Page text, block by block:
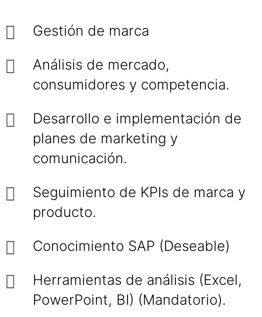
Gestión de marca
Análisis de mercado,
consumidores y competencia.
Desarrollo e implementación de
planes de marketing y
comunicación.
Seguimiento de KPIs de marca y
producto.
Conocimiento SAP (Deseable)
Herramientas de análisis (Excel,
PowerPoint, BI) (Mandatorio).